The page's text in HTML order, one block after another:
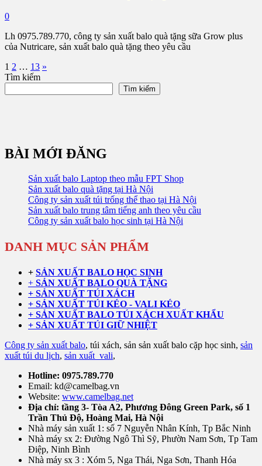
0
Lh 0975.789.770, công ty sản xuất balo quà tặng sữa Grow plus
của Nutricare, sản xuất balo quà tặng theo yêu cầu
Phân
trang
bài
1 2 … 13 »
Tìm kiếm
Tìm kiếm
BÀI MỚI ĐĂNG
Sản xuất balo Laptop theo mẫu FPT Shop
Sản xuất balo quà tặng tại Hà Nội
Công ty sản xuất túi trống thể thao tại Hà Nội
Sản xuất balo trung tâm tiếng anh theo yêu cầu
Công ty sản xuất balo học sinh tại Hà Nội
DANH MỤC SẢN PHẨM
+ SẢN XUẤT BALO HỌC SINH
+ SẢN XUẤT BALO QUÀ TẶNG
+ SẢN XUẤT TÚI XÁCH
+ SẢN XUẤT TÚI KÉO - VALI KÉO
+ SẢN XUẤT BALO TÚI XÁCH XUẤT KHẨU
+ SẢN XUẤT TÚI GIỮ NHIỆT
Công ty sản xuất balo, túi xách, sản sản xuất balo cặp học sinh, sản
xuất túi du lịch, sản xuất vali,
Hotline: 0975.789.770
Email: kd@camelbag.vn
Website: www.camelbag.net
Địa chỉ: tầng 3- Tòa A2, Phương Đông Green Park, số 1
Trần Thủ Độ, Hoàng Mai, Hà Nội
Nhà máy sản xuất 1: số 7 Nguyễn Nhân Kính, Tp Bắc Ninh
Nhà máy sx 2: Đường Ngô Thì Sỹ, Phườn Nam Sơn, Tp Tam
Điệp, Ninh Bình
Nhà máy sx 3 : Xóm 5, Nga Thái, Nga Sơn, Thanh Hóa